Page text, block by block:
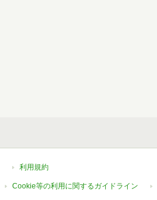
利用規約
Cookie等の利用に関するガイドライン